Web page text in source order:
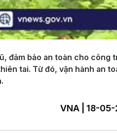
đảm bảo an toàn cho công
tai. Từ đó, vận hành an
VNA | 18-05-